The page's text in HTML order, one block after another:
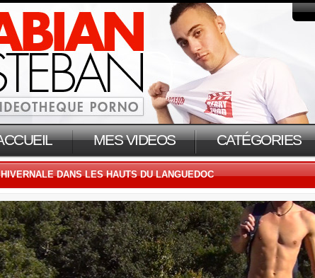
MES VIDEOS CATÉGORIES
DANS LES HAUTS DU LANGUEDOC